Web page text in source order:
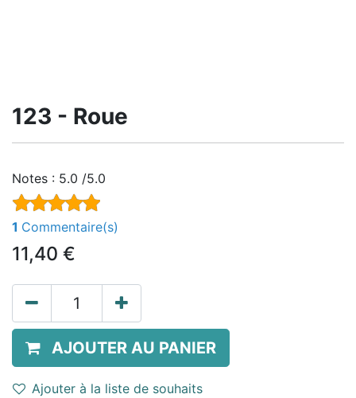
123 - Roue
Notes : 5.0 /5.0
1 Commentaire(s)
11,40 €
AJOUTER AU PANIER
Ajouter à la liste de souhaits